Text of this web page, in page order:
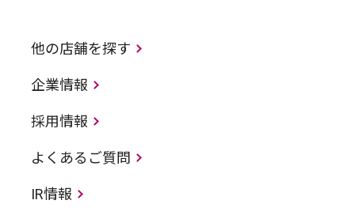
他の店舗を探す
企業情報
採用情報
よくあるご質問
IR情報